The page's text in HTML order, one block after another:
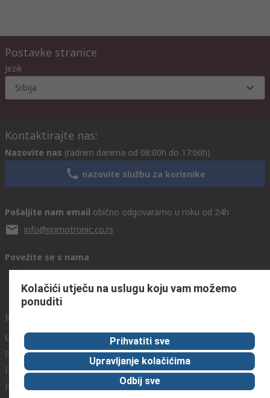
Postavke stranice
Jezik
Srbija
Kontaktirajte nas:
Nazovite nas (radnim danima od 08:00h do 17:00h)
nazovite službu za korisnike
Pošaljite nam email obično odgovaramo u roku od 24h
info@primotronic.co.rs
Povežite se s nama
Korisni linkovi
Usluge
Registrirajte
Delivery
Payment
O RS-u
RS u svijetu
Korporacija
Industrijska
Industrijska Zona
Proizvodnja
Kolačići utječu na uslugu koju vam možemo
ponuditi
Prihvatiti sve
Upravljanje kolačićima
Odbij sve